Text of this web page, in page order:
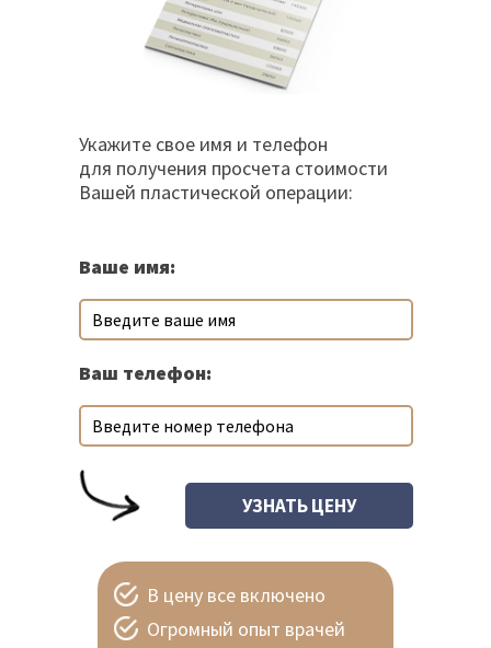
Укажите свое имя и телефон
для получения просчета стоимости
Вашей пластической операции:
Ваше имя:
Ваш телефон:
В цену все включено
Огромный опыт врачей